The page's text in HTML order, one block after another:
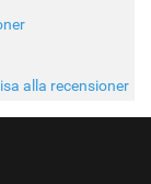
alla recensioner